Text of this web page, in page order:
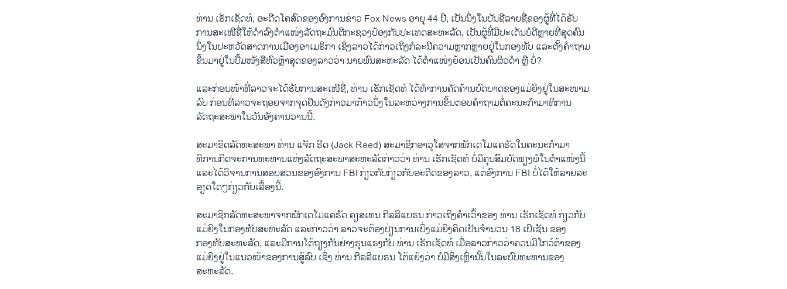
ທ່ານ ເຮັກເຊັດທ໌, ອະດີດໂຄສົດຂອງອົງການຂ່າວ Fox News ອາຍຸ 44 ປີ, ເປັນນຶ່ງໃນບັນຊີລາຍຊື່ຂອງຜູ້ທີ່ໄດ້ຮັບ
ການສະເໜີຊື່ໃຫ້ດໍາລົງຕໍາແໜ່ງລັດຖະມົນຕີກະຊວງປ້ອງກັນປະເທດສະຫະລັດ, ເປັນຜູ້ທີ່ມີປະເດັນບໍດີຫຼາຍທີ່ສຸດຄົນ
ນຶ່ງໃນປະຫວັດສາດການເມືອງອາເມຣິກາ ເຊິ່ງລາວໄດ້ກ່າວເຖິງກໍລະນີຄວາມຫຼາກຫຼາຍຢູ່ໃນກອງທັບ ແລະຕັ້ງຄໍາຖາມ
ຂຶ້ນມາຢູ່ໃນປຶ້ມໜັງສືຫົວຫຼ້າສຸດຂອງລາວວ່າ ນາຍພົນສະຫະລັດ ໄດ້ຕໍາແໜ່ງຍ້ອນເປັນຄົນຜິວດໍາ ຫຼື ບໍ່?
ແລະກ່ອນໜ້າທີ່ລາວຈະໄດ້ຮັບການສະເໜີຊື່, ທ່ານ ເຮັກເຊັດທ໌ ໄດ້ທໍາການຄັດຄ້ານບົດບາດຂອງແມ່ຍິງຢູ່ໃນສະໜາມ
ລົບ ກ່ອນທີ່ລາວຈະຖອຍຈາກຈຸດຢືນດັ່ງກ່າວມາກ້າວນຶ່ງໃນລະຫວ່າງການຂຶ້ນຕອບຄໍາຖາມຕໍ່ຄະນະກໍາມາທິການ
ລັດຖະສະພາໃນວັນອັງຄານວານນີ້.
ສະມາຂິດລັດທະສະພາ ທ່ານ ແຈັກ ຣີດ (Jack Reed) ສະມາຊິກອາວຸໂສຈາກພັກເດໂມແຄຣັດໃນຄະນະກໍາມາ
ທິການກິດຈະການທະຫານແຫ່ງລັດຖະສະພາສະຫະລັດກ່າວວ່າ ທ່ານ ເຮັກເຊັດທ໌ ບໍ່ມີຄຸນສົົມບັດພຽງພໍໃນຕໍາແໜ່ງນີ້
ແລະໄດ້ວິຈານການສອບສວນຂອງອົງການ FBI ກ່ຽວກັບກ່ຽວກັບອະດີດຂອງລາວ, ແຕ່ອົງການ FBI ບໍ່ໄດ້ໃຫ້ລາຍລະ
ອຽດໃດໆກ່ຽວກັບເລື້ອງນີ້.
ສະມາຊິກລັດທະສະພາຈາກພັກເດໂມແຄຣັດ ຄຽສເທນ ກີລລີແບຣນ ກ່າວເຖິງຄໍາເວົ້າຂອງ ທ່ານ ເຮັກເຊັດທ໌ ກ່ຽວກັບ
ແມ່ຍິງໃນກອງທັບສະຫະລັດ ແລະກ່າວວ່າ ລາວຈະຕ້ອງປ່ຽນການເບິ່ງແມ່ຍິງຄິດເປັນຈໍານວນ 18 ເປີເຊັນ ຂອງ
ກອງທັບສະຫະລັດ, ແລະມີການໂຕ້ຖຽງກັນຢ່າງຮຸນແຮງກັບ ທ່ານ ເຮັກເຊັດທ໌ ເມື່ອລາວກ່າວວ່າຄວນມີໂກວ໌ຕ້າຂອງ
ແມ່ຍິງຢູ່ໃນແນວໜ້າຂອງການສູ້ລົບ ເຊິ່ງ ທ່ານ ກີລລີແບຣນ ໂຕ້ແຍ້ງວ່າ ບໍມີສິ່ງເຫຼົ່ານັ້ນໃນລະບົບທະຫານຂອງ
ສະຫະລັດ.